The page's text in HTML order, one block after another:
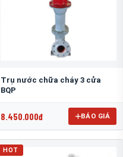
Trụ nước chữa cháy 3 cửa
BQP
8.450.000đ BÁO GIÁ
HOT